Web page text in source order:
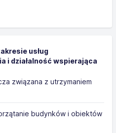
usług
i działalność wspierająca
związana z utrzymaniem
budynków i obiektów